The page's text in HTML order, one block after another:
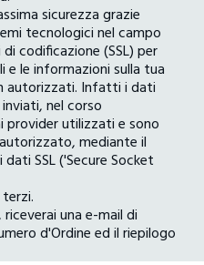
sicurezza grazie
tecnologici nel campo
codificazione (SSL) per
le informazioni sulla tua
autorizzati. Infatti i dati
nel corso
provider utilizzati e sono
mediante il
SSL ('Secure Socket
una e-mail di
d'Ordine ed il riepilogo